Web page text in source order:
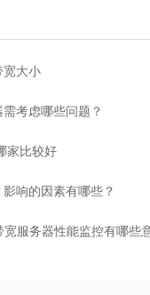
大小
考虑哪些问题？
家比较好
响的因素有哪些？
服务器性能监控有哪些